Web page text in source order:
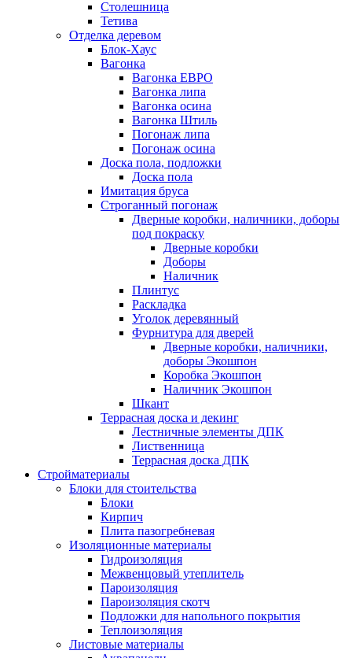
Столешница
Тетива
Отделка деревом
Блок-Хаус
Вагонка
Вагонка ЕВРО
Вагонка липа
Вагонка осина
Вагонка Штиль
Погонаж липа
Погонаж осина
Доска пола, подложки
Доска пола
Имитация бруса
Строганный погонаж
Дверные коробки, наличники, доборы
под покраску
Дверные коробки
Доборы
Наличник
Плинтус
Раскладка
Уголок деревянный
Фурнитура для дверей
Дверные коробки, наличники,
доборы Экошпон
Коробка Экошпон
Наличник Экошпон
Шкант
Террасная доска и декинг
Лестничные элементы ДПК
Лиственница
Террасная доска ДПК
Стройматериалы
Блоки для стоительства
Блоки
Кирпич
Плита пазогребневая
Изоляционные материалы
Гидроизоляция
Межвенцовый утеплитель
Пароизоляция
Пароизоляция скотч
Подложки для напольного покрытия
Теплоизоляция
Листовые материалы